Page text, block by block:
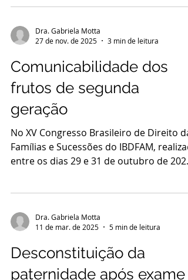
tecnológicos, os mecanismos de
prevenção adotados pelo setor
continuam insuficientes para conter a
crescente onda de fraudes. De acordo
com relatório da Serasa Experian (2025),
Brasil registrou 6.937.832 tentativas de
fraude apenas no primeiro semestre de
202
Dra. Gabriela Motta
27 de nov. de 2025
3 min de leitura
Comunicabilidade dos
frutos de segunda
geração
No XV Congresso Brasileiro de Direito
Famílias e Sucessões do IBDFAM,
entre os dias 29 e 31 de outubro de 2025,
relação aos subprodutos de bens
particulares no regime da comunhão
parcial de bens. Como se sabe, o regime
da comunhão parcial de bens estabelece
o compartilhamento, em igual
Dra. Gabriela Motta
11 de mar. de 2025
5 min de leitura
Desconstituição da
paternidade após exame